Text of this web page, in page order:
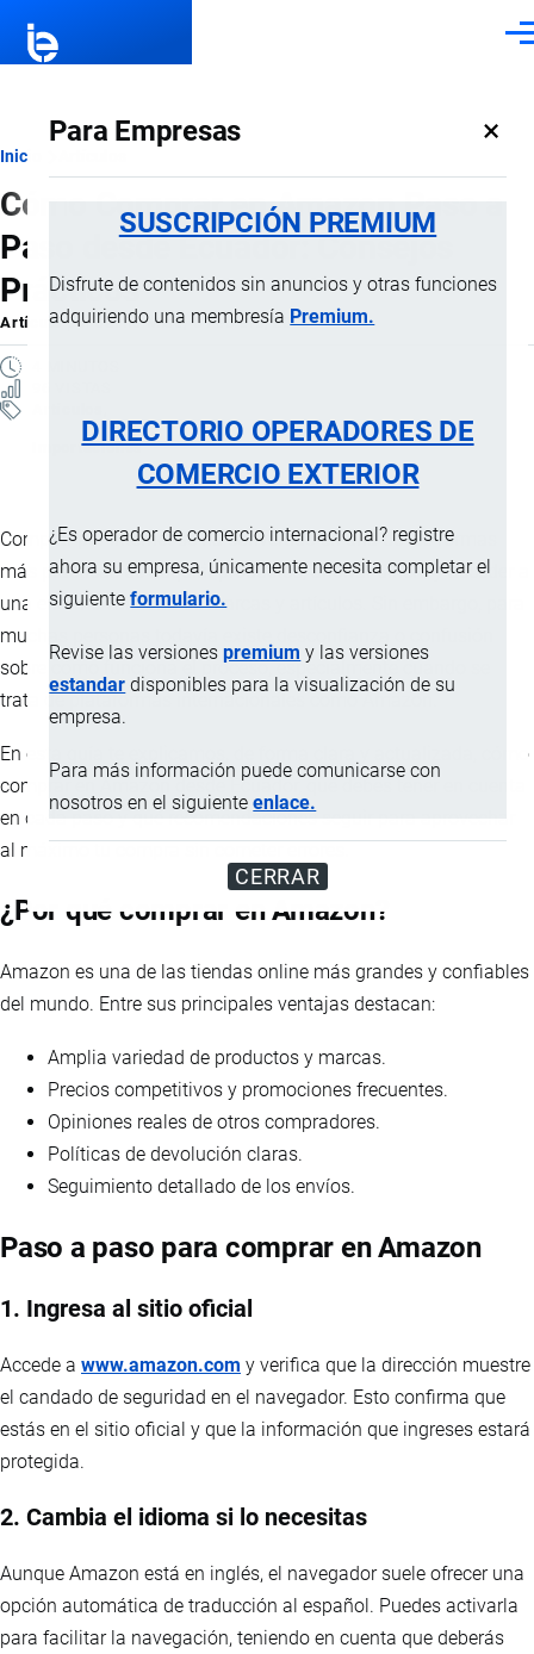
Para Empresas ×
SUSCRIPCIÓN PREMIUM
Disfrute de contenidos sin anuncios y otras funciones
adquiriendo una membresía Premium.
DIRECTORIO OPERADORES DE
COMERCIO EXTERIOR
¿Es operador de comercio internacional? registre
ahora su empresa, únicamente necesita completar el
siguienteformulario.
Revise las versionespremium y las versiones
estandar disponibles para la visualización de su
empresa.
Para más información puede comunicarse con
nosotros en el siguienteenlace.
CERRAR
Ruta
de
navegación
Inicio
Cómo Comprar en Amazon Paso a
Paso desde Ecuador: Consejos
Prácticos
ArtículoporJaime Mise, 5 Febrero, 2026
Importaciones
Comprar por internet se ha convertido en una de las formas
más prácticas de adquirir productos, ahorrar dinero y acceder a
una enorme variedad de marcas y artículos. Sin embargo, para
muchas personas todavía existe desconfianza o confusión
sobre cómo funciona el proceso, especialmente cuando se
trata de plataformas internacionales como Amazon.
En esta guía te explicamos, de forma clara y actualizada, cómo
comprar en Amazon desde Ecuador, qué debes tener en cuenta
en cada paso y qué recomendaciones seguir para aprovechar
al máximo tu compra sin cometer errores.
¿Por qué comprar en Amazon?
Amazon es una de las tiendas online más grandes y confiables
del mundo. Entre sus principales ventajas destacan:
Amplia variedad de productos y marcas.
Precios competitivos y promociones frecuentes.
Opiniones reales de otros compradores.
Políticas de devolución claras.
Seguimiento detallado de los envíos.
Paso a paso para comprar en Amazon
1. Ingresa al sitio oficial
Accede a www.amazon.com y verifica que la dirección muestre
el candado de seguridad en el navegador. Esto confirma que
estás en el sitio oficial y que la información que ingreses estará
protegida.
2. Cambia el idioma si lo necesitas
Aunque Amazon está en inglés, el navegador suele ofrecer una
opción automática de traducción al español. Puedes activarla
para facilitar la navegación, teniendo en cuenta que deberás